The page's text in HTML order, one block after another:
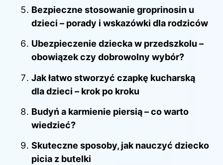
Bezpieczne stosowanie groprinosin u
dzieci – porady i wskazówki dla rodziców
Ubezpieczenie dziecka w przedszkolu –
obowiązek czy dobrowolny wybór?
Jak łatwo stworzyć czapkę kucharską
dla dzieci – krok po kroku
Budyń a karmienie piersią – co warto
wiedzieć?
Skuteczne sposoby, jak nauczyć dziecko
picia z butelki